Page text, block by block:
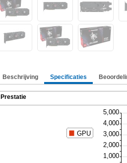
Beschrijving Specificaties
Prestatie